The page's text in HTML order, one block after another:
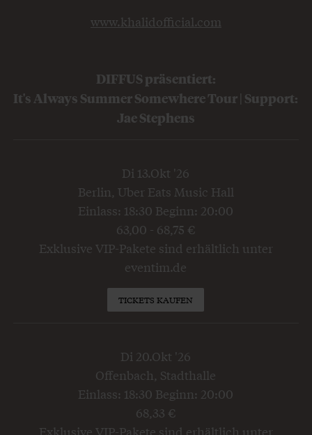
www.khalidofficial.com
DIFFUS präsentiert:
It's Always Summer Somewhere Tour | Support:
Jae Stephens
Di 13.Okt '26
Berlin, Uber Eats Music Hall
Einlass: 18:30 Beginn: 20:00
63,00 - 68,75 €
Exklusive VIP-Pakete sind erhältlich unter
eventim.de
TICKETS KAUFEN
Di 20.Okt '26
Offenbach, Stadthalle
Einlass: 18:30 Beginn: 20:00
68,33 €
Exklusive VIP-Pakete sind erhältlich unter